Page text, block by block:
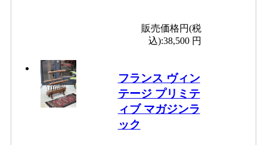
販売価格円(税
込):38,500 円
フランス ヴィン
テージ プリミテ
ィブ マガジンラ
ック